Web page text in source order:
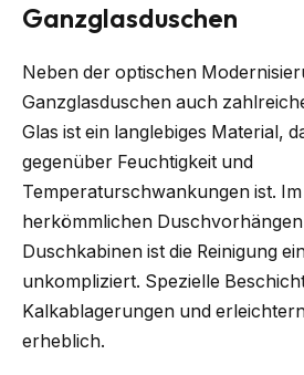
Ganzglasduschen
Neben der optischen
Ganzglasduschen auch
Glas ist ein langlebiges Material,
gegenüber Feuchtigkeit und
Temperaturschwankungen ist.
herkömmlichen
Duschkabinen ist die Reinigung
unkompliziert. Spezielle
Kalkablagerungen und
erheblich.